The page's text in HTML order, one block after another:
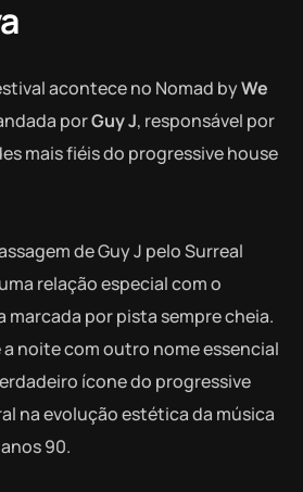
acontece no Nomad byWe
porGuy J, responsável por
mais fiéis do progressive house
de Guy J pelo Surreal
relação especial com o
marcada por pista sempre cheia.
a noite com outro nome essencial
ícone do progressive
na evolução estética da música
90.